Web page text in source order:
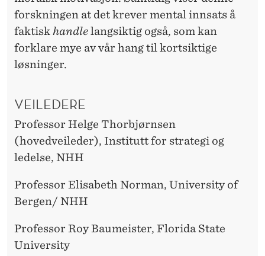
forskningen at det krever mental innsats å
faktisk handlelangsiktig også, som kan
forklare mye av vår hang til kortsiktige
løsninger.
VEILEDERE
Professor Helge Thorbjørnsen
(hovedveileder), Institutt for strategi og
ledelse, NHH
Professor Elisabeth Norman, University of
Bergen/ NHH
Professor Roy Baumeister, Florida State
University